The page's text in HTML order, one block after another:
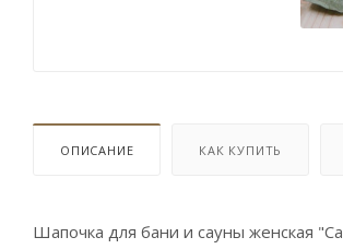
ОПИСАНИЕ КАК КУПИТЬ
Шапочка для бани и сауны женская